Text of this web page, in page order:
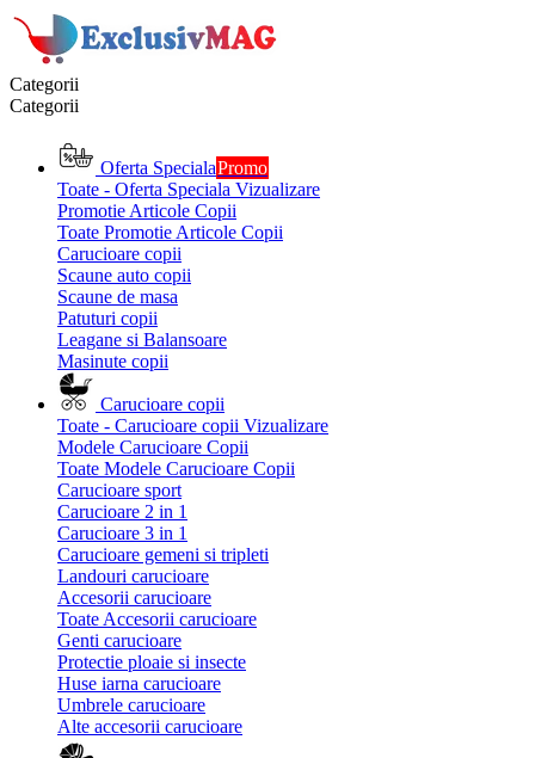
Categorii
Categorii
Oferta SpecialaPromo
Toate - Oferta Speciala Vizualizare
Promotie Articole Copii
Toate Promotie Articole Copii
Carucioare copii
Scaune auto copii
Scaune de masa
Patuturi copii
Leagane si Balansoare
Masinute copii
Carucioare copii
Toate - Carucioare copii Vizualizare
Modele Carucioare Copii
Toate Modele Carucioare Copii
Carucioare sport
Carucioare 2 in 1
Carucioare 3 in 1
Carucioare gemeni si tripleti
Landouri carucioare
Accesorii carucioare
Toate Accesorii carucioare
Genti carucioare
Protectie ploaie si insecte
Huse iarna carucioare
Umbrele carucioare
Alte accesorii carucioare